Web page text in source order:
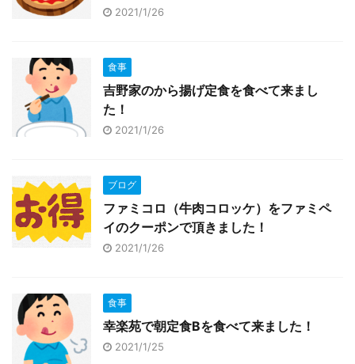
2021/1/26
食事
吉野家のから揚げ定食を食べて来まし
た！
2021/1/26
ブログ
ファミコロ（牛肉コロッケ）をファミペ
イのクーポンで頂きました！
2021/1/26
食事
幸楽苑で朝定食Bを食べて来ました！
2021/1/25